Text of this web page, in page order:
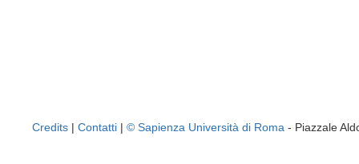
Credits | Contatti | © Sapienza Università di Roma - Piazzale